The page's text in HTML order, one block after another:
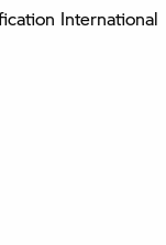
International